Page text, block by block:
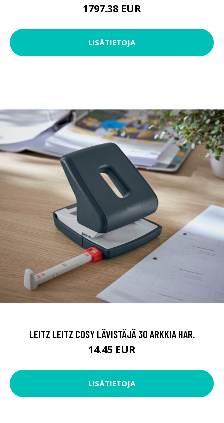
1797.38 EUR
LISÄTIETOJA
LEITZ LEITZ COSY LÄVISTÄJÄ 30 ARKKIA HAR.
14.45 EUR
LISÄTIETOJA